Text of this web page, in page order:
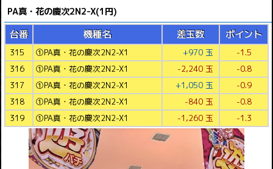
PA真・花の慶次2N2-X(1円)
台番 機種名 差玉数 ポイント
315 ①PA真・花の慶次2N2-X1 +970 玉
-1.5
316
①PA真・花の慶次2N2-X1 -2,240 玉
-0.8
317
①PA真・花の慶次2N2-X1 +1,050 玉
-0.9
318
①PA真・花の慶次2N2-X1 -840 玉
-0.8
319
①PA真・花の慶次2N2-X1 -1,260 玉 -1.3